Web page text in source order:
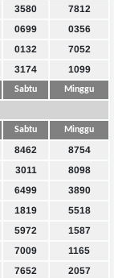
3580
7812
0699
0356
0132
7052
3174 1099
Sabtu Minggu
Sabtu Minggu
8462
8754
3011
8098
6499
3890
1819
5518
5972
1587
7009
1165
7652
2057